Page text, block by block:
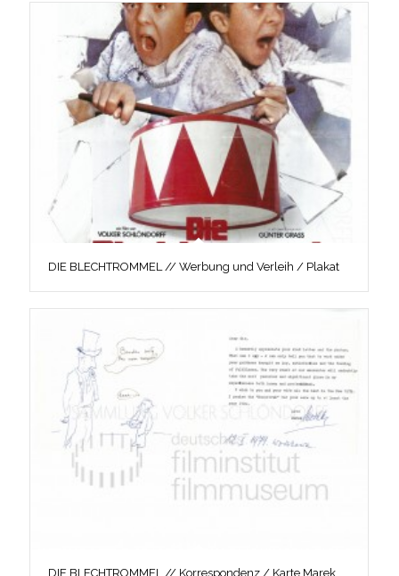
DIE BLECHTROMMEL // Werbung und Verleih / Plakat
DIE BLECHTROMMEL // Korrespondenz / Karte Marek